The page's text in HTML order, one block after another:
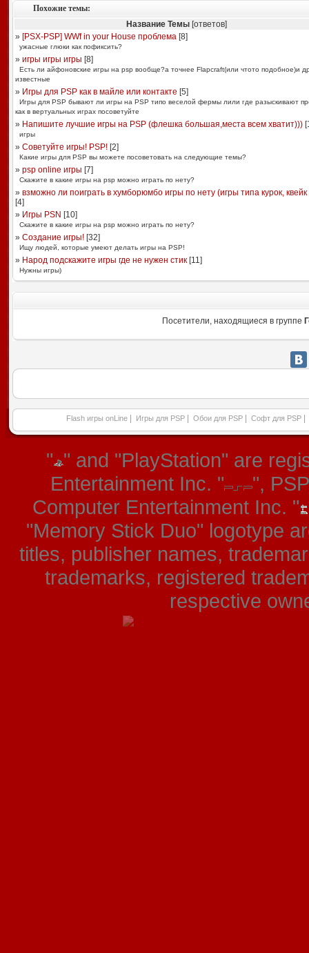
Похожие темы:
Название Темы[ответов]
» [PSX-PSP] WWf in your House проблема[8]
ужасные глюки как пофиксить?
» игры игры игры [8]
Есть ли айфоновские игры на psp вообще?а точнее Flapcraft(или чтото подобное)и
известные
» Игры для PSP как в майле или контакте [5]
Игры для PSP бывают ли игры на PSP типо веселой фермы лили где разыскивают
как в вертуальных играх посоветуйте
» Напишите лучшие игры на PSP (флешка большая,места всем хватит)))[
игры
» Советуйте игры! PSP![2]
Какие игры для PSP вы можете посоветовать на следующие темы?
» psp online игры [7]
Скажите в какие игры на psp можно играть по нету?
» взможно ли поиграть в хумборюмбо игры по нету (игры типа курок, квейк
[4]
» Игры PSN [10]
Скажите в какие игры на psp можно играть по нету?
» Создание игры![32]
Ищу людей, которые умеют делать игры на PSP!
» Народ подскажите игры где не нужен стик[11]
Нужны игры)
Посетители, находящиеся в группе
Flash игры onLine Игры для PSP Обои для PSP Софт для PSP
" " and "PlayStation" are
Entertainment Inc. "
",
Computer Entertainment Inc. "
"Memory Stick Duo" logotype
titles, publisher names,
trademarks, registered
respective